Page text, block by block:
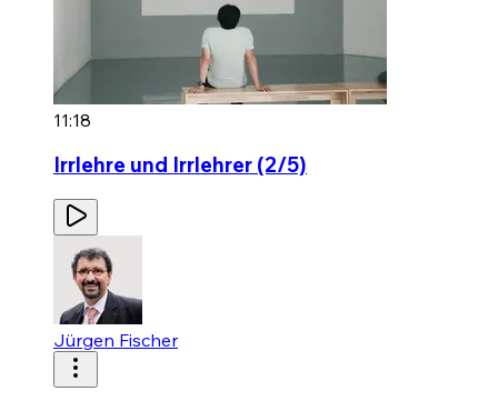
11:18
Irrlehre und Irrlehrer (2/5)
Jürgen Fischer